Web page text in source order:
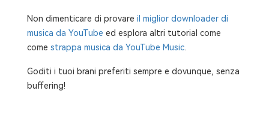
Non dimenticare di provare il miglior downloader di
musica da YouTube ed esplora altri tutorial come
come strappa musica da YouTube Music.
Goditi i tuoi brani preferiti sempre e dovunque, senza
buffering!